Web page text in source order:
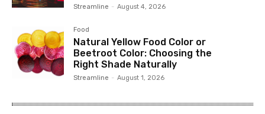
Streamline - August 4, 2026
Food
Natural Yellow Food Color or
Beetroot Color: Choosing the
Right Shade Naturally
Streamline - August 1, 2026